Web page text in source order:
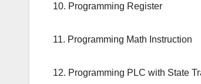
10. Programming Register
11. Programming Math Instruction
12. Programming PLC with State